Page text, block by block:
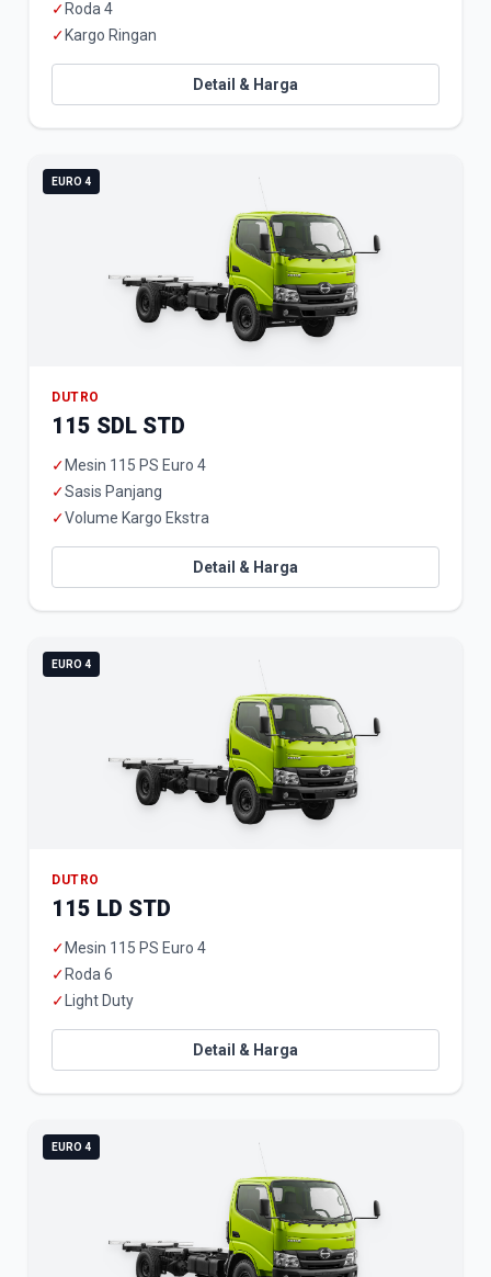
✓ Roda 4
✓ Kargo Ringan
Detail & Harga
EURO 4
DUTRO
115 SDL STD
✓ Mesin 115 PS Euro 4
✓Sasis Panjang
✓Volume Kargo Ekstra
Detail & Harga
EURO 4
DUTRO
115 LD STD
✓ Mesin 115 PS Euro 4
✓ Roda 6
✓ Light Duty
Detail & Harga
EURO 4